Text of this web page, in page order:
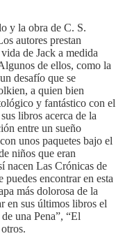
y la obra de C. S.
autores prestan
de Jack a medida
de ellos, como la
desafío que se
a quien bien
y fantástico con el
libros acerca de la
entre un sueño
unos paquetes bajo el
niños que eran
nacen Las Crónicas de
encontrar en esta
más dolorosa de la
en sus últimos libros el
una Pena”, “El